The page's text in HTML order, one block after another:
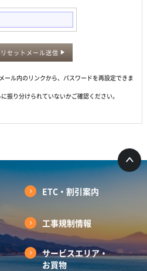
セットメール送信
ル内のリンクから、パスワードを再設定できま
振り分けられていないかご確認ください。
ETC・割引案内
工事規制情報
サービスエリア・
お買物